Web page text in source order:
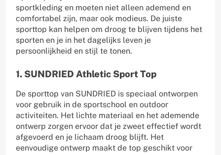
sportkleding en moeten niet alleen ademend en
comfortabel zijn, maar ook modieus. De juiste
sporttop kan helpen om droog te blijven tijdens het
sporten en je in het dagelijks leven je
persoonlijkheid en stijl te tonen.
1. SUNDRIED Athletic Sport Top
De sporttop van SUNDRIED is speciaal ontworpen
voor gebruik in de sportschool en outdoor
activiteiten. Het lichte materiaal en het ademende
ontwerp zorgen ervoor dat je zweet effectief wordt
afgevoerd en je lichaam droog blijft. Het
eenvoudige ontwerp maakt de top geschikt voor